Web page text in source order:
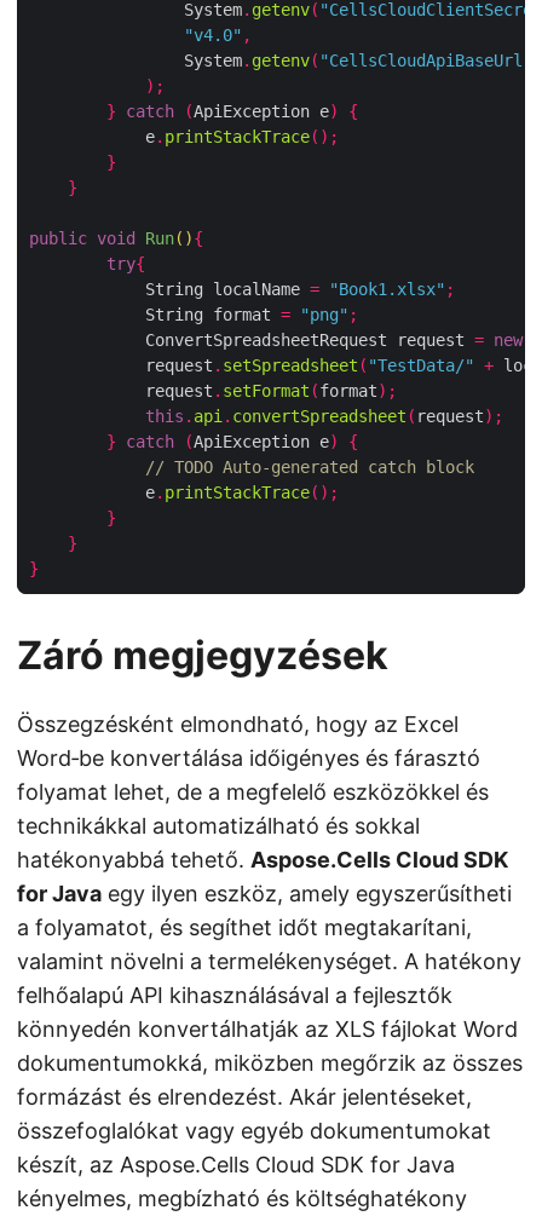
                System
. getenv(
"v4.0" ,
                System
. getenv( "CellsCloudApiBaseUrl"
);
}
catch (ApiException e)
{
            e
. printStackTrace();
}
}
public void Run(){
try{
            String localName
= "Book1.xlsx" ;
            String format
= "png" ;
            ConvertSpreadsheetRequest request
= new
            request
. setSpreadsheet ( "TestData/" +
            request
. setFormat (format);
this . api . convertSpreadsheet ( request);
}
catch (ApiException e)
{
// TODO Auto-generated catch block
            e
. printStackTrace();
}
}
}
Záró megjegyzések
Összegzésként elmondható, hogy az Excel
Word‑be konvertálása időigényes és fárasztó
folyamat lehet, de a megfelelő eszközökkel és
technikákkal automatizálható és sokkal
hatékonyabbá tehető. Aspose.Cells Cloud SDK
for Java egy ilyen eszköz, amely egyszerűsítheti
a folyamatot, és segíthet időt megtakarítani,
valamint növelni a termelékenységet. A hatékony
felhőalapú API kihasználásával a fejlesztők
könnyedén konvertálhatják az XLS fájlokat Word
dokumentumokká, miközben megőrzik az összes
formázást és elrendezést. Akár jelentéseket,
összefoglalókat vagy egyéb dokumentumokat
készít, az Aspose.Cells Cloud SDK for Java
kényelmes, megbízható és költséghatékony